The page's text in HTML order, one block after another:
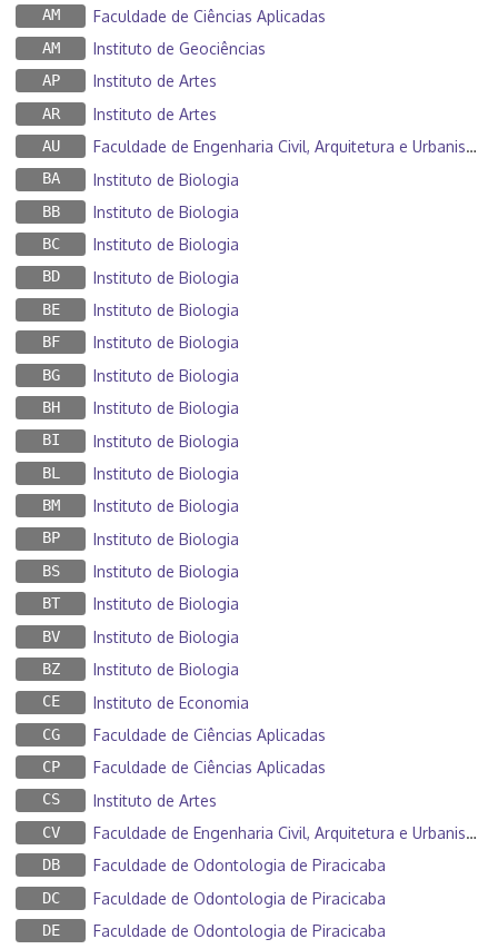
AM Faculdade de Ciências Aplicadas
AM Instituto de Geociências
AP Instituto de Artes
AR Instituto de Artes
AU Faculdade de Engenharia Civil, Arquitetura e Urbanismo
BA Instituto de Biologia
BB Instituto de Biologia
BC Instituto de Biologia
BD Instituto de Biologia
BE Instituto de Biologia
BF Instituto de Biologia
BG Instituto de Biologia
BH Instituto de Biologia
BI Instituto de Biologia
BL Instituto de Biologia
BM Instituto de Biologia
BP Instituto de Biologia
BS Instituto de Biologia
BT Instituto de Biologia
BV Instituto de Biologia
BZ Instituto de Biologia
CE Instituto de Economia
CG Faculdade de Ciências Aplicadas
CP Faculdade de Ciências Aplicadas
CS Instituto de Artes
CV Faculdade de Engenharia Civil, Arquitetura e Urbanismo
DB Faculdade de Odontologia de Piracicaba
DC Faculdade de Odontologia de Piracicaba
DE Faculdade de Odontologia de Piracicaba